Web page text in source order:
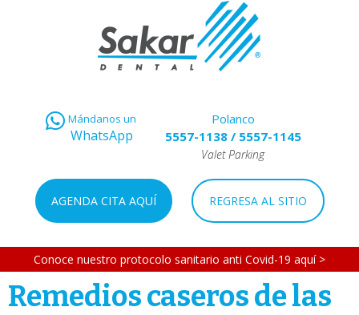
Mándanos un
WhatsApp
Polanco
5557-1138/ 5557-1145
Valet Parking
AGENDA CITA AQUÍ REGRESA AL SITIO
Conoce nuestro protocolo sanitario anti Covid-19 aquí >
Remedios caseros de las